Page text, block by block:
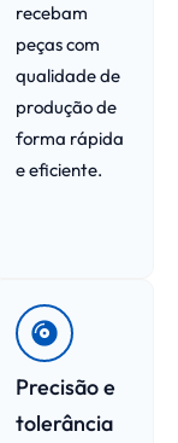
recebam
peças com
qualidade de
produção de
forma rápida
e eficiente.
Precisão e
tolerância